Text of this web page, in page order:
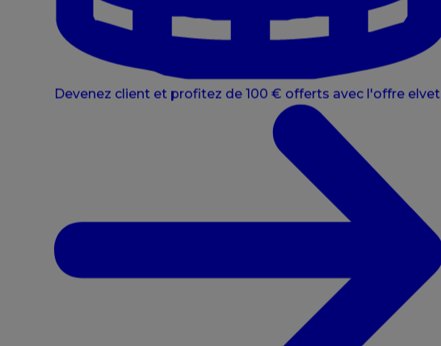
Devenez client et profitez de 100 € offerts avec l'offre elvet